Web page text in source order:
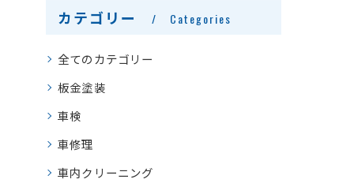
カテゴリー Categories
全てのカテゴリー
板金塗装
車検
車修理
車内クリーニング